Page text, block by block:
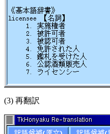
(3) 再翻訳